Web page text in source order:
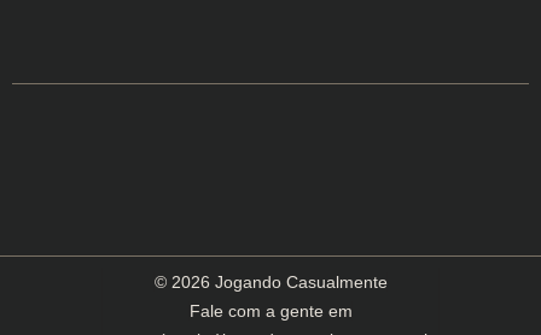
© 2026 Jogando Casualmente
Fale com a gente em